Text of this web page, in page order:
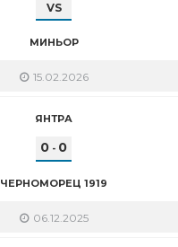
VS
МИНЬОР
15.02.2026
ЯНТРА
0 - 0
ЧЕРНОМОРЕЦ 1919
06.12.2025